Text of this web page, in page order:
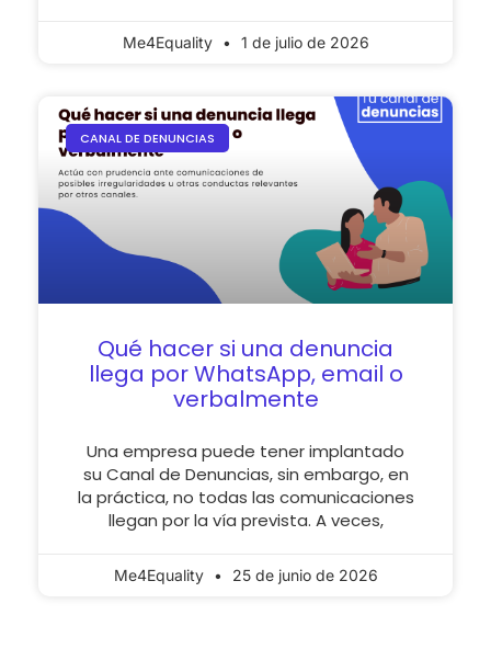
Me4Equality 1 de julio de 2026
CANAL DE DENUNCIAS
Qué hacer si una denuncia
llega por WhatsApp, email o
verbalmente
Una empresa puede tener implantado
su Canal de Denuncias, sin embargo, en
la práctica, no todas las comunicaciones
llegan por la vía prevista. A veces,
Me4Equality 25 de junio de 2026